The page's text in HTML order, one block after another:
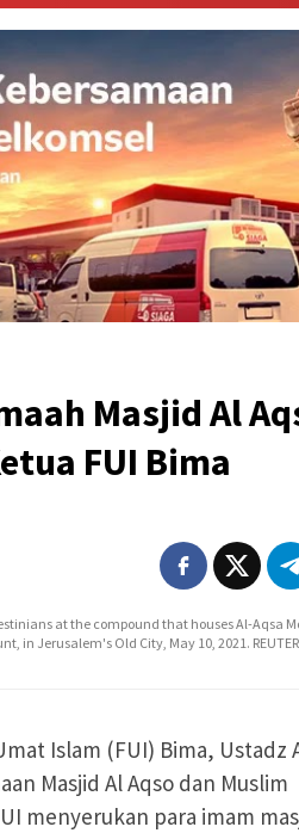
Masjid Al
FUI Bima
at the compound that houses Al-Aqsa
in Jerusalem's Old City, May 10, 2021.
Islam (FUI) Bima, Ustadz
Masjid Al Aqso dan Muslim
menyerukan para imam